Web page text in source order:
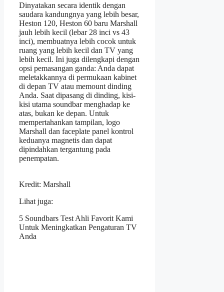
Dinyatakan secara identik dengan
saudara kandungnya yang lebih besar,
Heston 120, Heston 60 baru Marshall
jauh lebih kecil (lebar 28 inci vs 43
inci), membuatnya lebih cocok untuk
ruang yang lebih kecil dan TV yang
lebih kecil. Ini juga dilengkapi dengan
opsi pemasangan ganda: Anda dapat
meletakkannya di permukaan kabinet
di depan TV atau memount dinding
Anda. Saat dipasang di dinding, kisi-
kisi utama soundbar menghadap ke
atas, bukan ke depan. Untuk
mempertahankan tampilan, logo
Marshall dan faceplate panel kontrol
keduanya magnetis dan dapat
dipindahkan tergantung pada
penempatan.
Kredit: Marshall
Lihat juga:
5 Soundbars Test Ahli Favorit Kami
Untuk Meningkatkan Pengaturan TV
Anda